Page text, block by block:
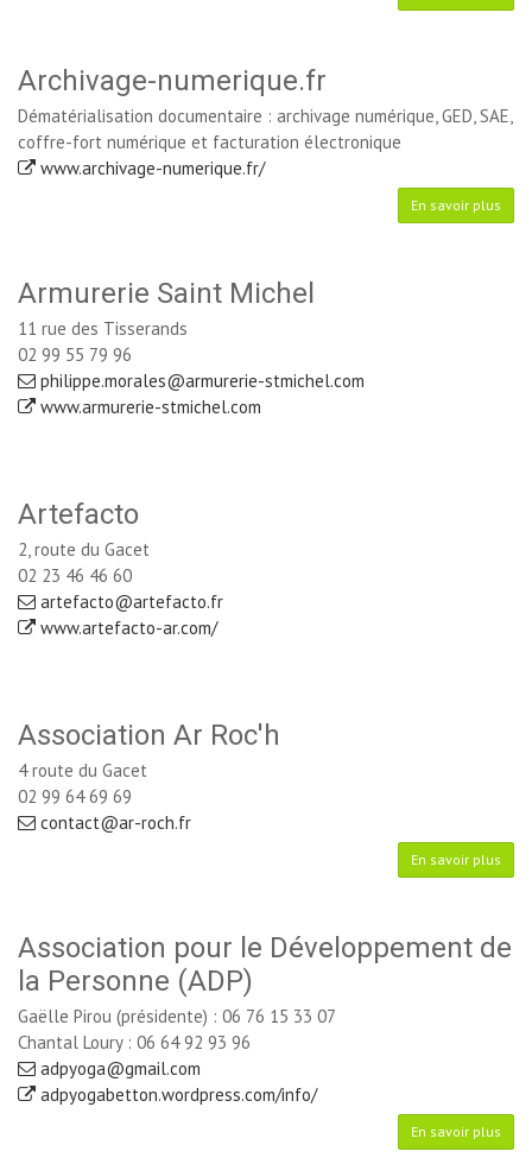
Archivage-numerique.fr
Dématérialisation documentaire : archivage numérique, GED, SAE,
coffre-fort numérique et facturation électronique
www.archivage-numerique.fr/
En savoir plus
Armurerie Saint Michel
11 rue des Tisserands
02 99 55 79 96
philippe.morales@armurerie-stmichel.com
www.armurerie-stmichel.com
Artefacto
2, route du Gacet
02 23 46 46 60
artefacto@artefacto.fr
www.artefacto-ar.com/
Association Ar Roc'h
4 route du Gacet
02 99 64 69 69
contact@ar-roch.fr
En savoir plus
Association pour le Développement de
la Personne (ADP)
Gaëlle Pirou (présidente) : 06 76 15 33 07
Chantal Loury : 06 64 92 93 96
adpyoga@gmail.com
adpyogabetton.wordpress.com/info/
En savoir plus